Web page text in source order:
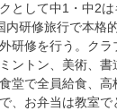
として中1・中2
内研修旅行で本格
研修を行う。クラ
ントン、美術、
堂で全員給食、
、お弁当は教室